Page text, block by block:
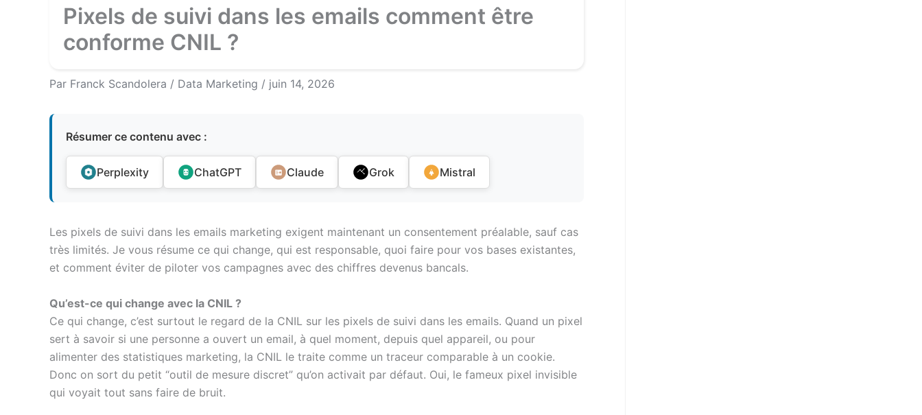
Pixels de suivi dans les emails comment être
conforme CNIL ?
Par Franck Scandolera / Data Marketing / juin 14, 2026
Résumer ce contenu avec :
Perplexity ChatGPT Claude Grok Mistral
Les pixels de suivi dans les emails marketing exigent maintenant un consentement préalable, sauf cas
très limités. Je vous résume ce qui change, qui est responsable, quoi faire pour vos bases existantes,
et comment éviter de piloter vos campagnes avec des chiffres devenus bancals.
Qu’est-ce qui change avec la CNIL ?
Ce qui change, c’est surtout le regard de la CNIL sur les pixels de suivi dans les emails. Quand un pixel
sert à savoir si une personne a ouvert un email, à quel moment, depuis quel appareil, ou pour
alimenter des statistiques marketing, la CNIL le traite comme un traceur comparable à un cookie.
Donc on sort du petit “outil de mesure discret” qu’on activait par défaut. Oui, le fameux pixel invisible
qui voyait tout sans faire de bruit.